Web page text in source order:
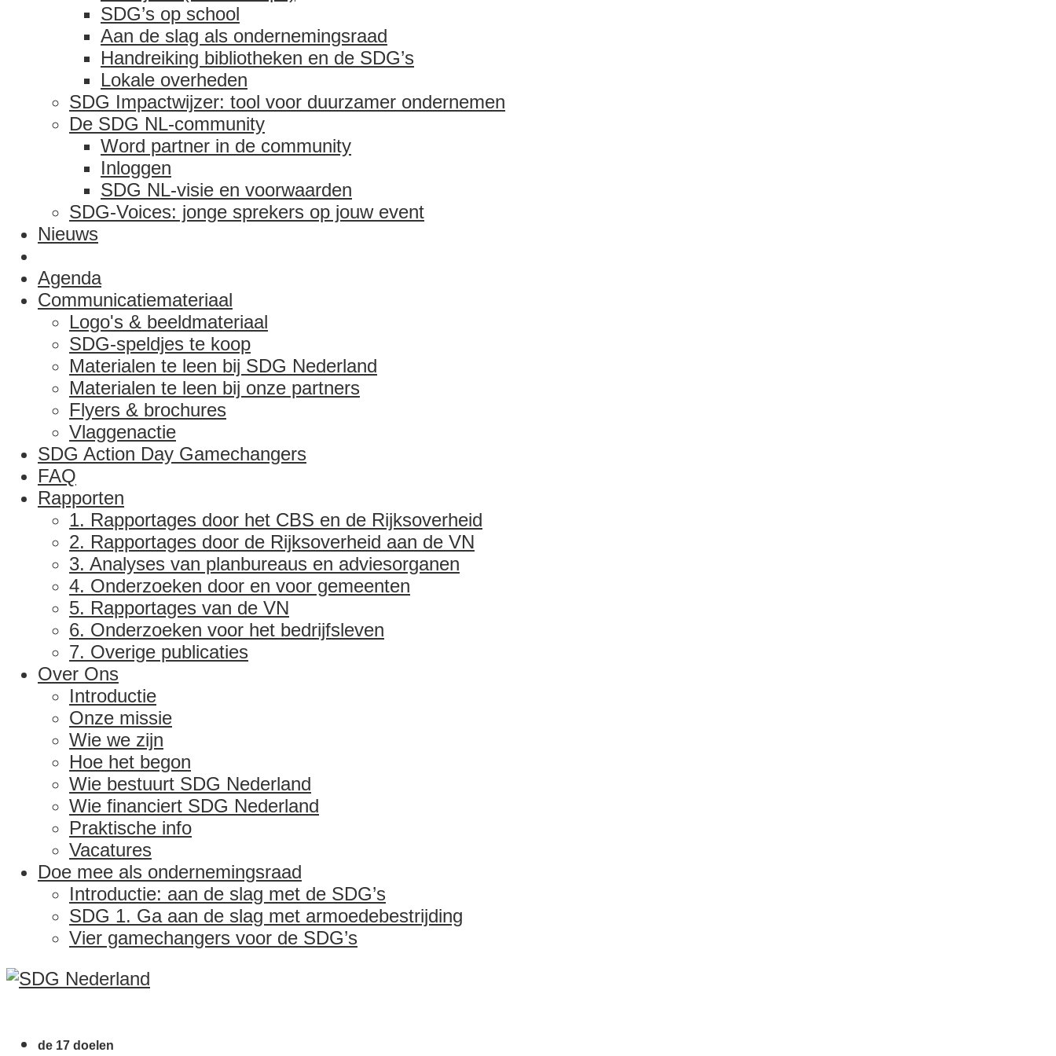
SDG’s op school
Aan de slag als ondernemingsraad
Handreiking bibliotheken en de SDG’s
Lokale overheden
SDG Impactwijzer: tool voor duurzamer ondernemen
De SDG NL-community
Word partner in de community
Inloggen
SDG NL-visie en voorwaarden
SDG-Voices: jonge sprekers op jouw event
Nieuws
Agenda
Communicatie­materiaal
Logo's & beeldmateriaal
SDG-speldjes te koop
Materialen te leen bij SDG Nederland
Materialen te leen bij onze partners
Flyers & brochures
Vlaggenactie
SDG Action Day Gamechangers
FAQ
Rapporten
1. Rapportages door het CBS en de Rijksoverheid
2. Rapportages door de Rijksoverheid aan de VN
3. Analyses van planbureaus en adviesorganen
4. Onderzoeken door en voor gemeenten
5. Rapportages van de VN
6. Onderzoeken voor het bedrijfsleven
7. Overige publicaties
Over Ons
Introductie
Onze missie
Wie we zijn
Hoe het begon
Wie bestuurt SDG Nederland
Wie financiert SDG Nederland
Praktische info
Vacatures
Doe mee als ondernemingsraad
Introductie: aan de slag met de SDG’s
SDG 1. Ga aan de slag met armoedebestrijding
Vier gamechangers voor de SDG’s
de 17 doelen